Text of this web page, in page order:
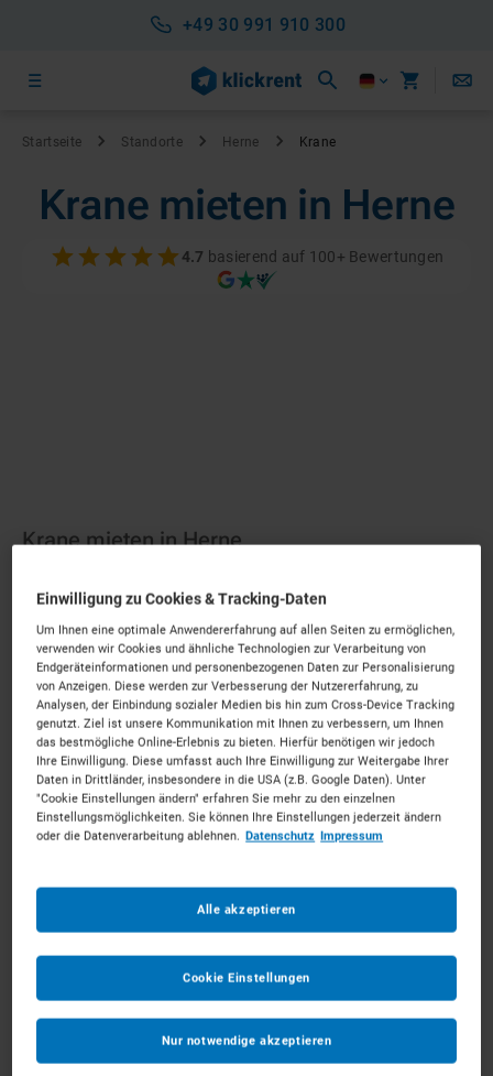
+49 30 991 910 300
Startseite Standorte Herne Krane
Krane mieten in Herne
4.7 basierend auf 100+ Bewertungen
Krane mieten in Herne
Bodenständig und stark für das Ruhrgebiet.
Sie die passenden Krane für Ihr Vorhaben.
Unkompliziert, zu starken Konditionen und mit
persönlichem Experten-Service.
178Vermietpartner im RaumHerne
Anhängerkrane ab 150 €/Tag
Einwilligung zu Cookies & Tracking-Daten
Um Ihnen eine optimale Anwendererfahrung auf allen Seiten zu ermöglichen,
verwenden wir Cookies und ähnliche Technologien zur Verarbeitung von
Endgeräteinformationen und personenbezogenen Daten zur Personalisierung
von Anzeigen. Diese werden zur Verbesserung der Nutzererfahrung, zu
Analysen, der Einbindung sozialer Medien bis hin zum Cross-Device Tracking
genutzt. Ziel ist unsere Kommunikation mit Ihnen zu verbessern, um Ihnen
das bestmögliche Online-Erlebnis zu bieten. Hierfür benötigen wir jedoch
Ihre Einwilligung. Diese umfasst auch Ihre Einwilligung zur Weitergabe Ihrer
Daten in Drittländer, insbesondere in die USA (z.B. Google Daten). Unter
"Cookie Einstellungen ändern" erfahren Sie mehr zu den einzelnen
Einstellungsmöglichkeiten. Sie können Ihre Einstellungen jederzeit ändern
oder die Datenverarbeitung ablehnen. Datenschutz Impressum
Nur notwendige akzeptieren
Alle akzeptieren
Cookie Einstellungen